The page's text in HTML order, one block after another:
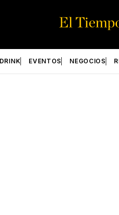
EVENTOS NEGOCIOS